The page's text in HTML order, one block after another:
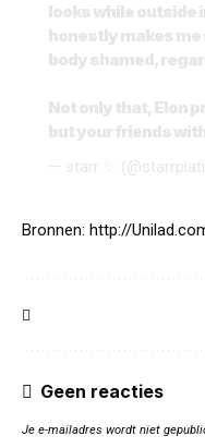
looks while outside
honestly makes me
body shamed,
Not only that, Elon
but your friends
— starr ✨
Bronnen: http://
Geen reacties
Je e-mailadres wordt niet